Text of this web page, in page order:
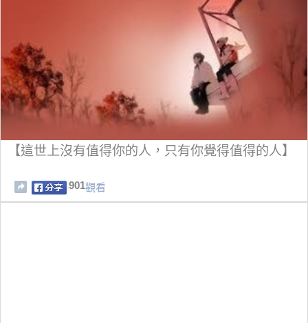
【這世上沒有值得你的人，只有你覺得值得的人】
901觀看